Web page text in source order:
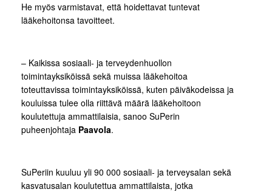
He myös varmistavat, että hoidettavat tuntevat
lääkehoitonsa tavoitteet.
– Kaikissa sosiaali- ja terveydenhuollon
toimintayksiköissä sekä muissa lääkehoitoa
toteuttavissa toimintayksiköissä, kuten päiväkodeissa ja
kouluissa tulee olla riittävä määrä lääkehoitoon
koulutettuja ammattilaisia, sanoo SuPerin
puheenjohtaja Paavola.
SuPeriin kuuluu yli 90 000 sosiaali- ja terveysalan sekä
kasvatusalan koulutettua ammattilaista, jotka